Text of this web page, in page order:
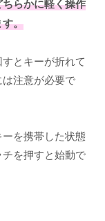
らかに軽く操作
。
とキーが折れて
注意が必要で
を携帯した状態
を押すと始動で